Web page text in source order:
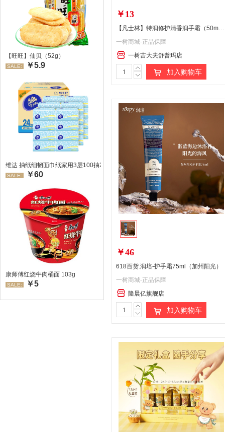
【旺旺】仙贝（52g）
SALE: ￥5.9
维达 抽纸细韧面巾纸家用3层100抽24包/箱 超值装 偏远地区不发货偏远地区:(含
SALE: ￥60
康师傅红烧牛肉桶面 103g
SALE: ￥5
￥13
【凡士林】特润修护清香润手霜（50ml）
一树商城-正品保障
一树吉大夫舒普玛店
加入购物车
￥46
618百货.润培-护手霜75ml（加州阳光）
一树商城-正品保障
隆晨亿旗舰店
加入购物车